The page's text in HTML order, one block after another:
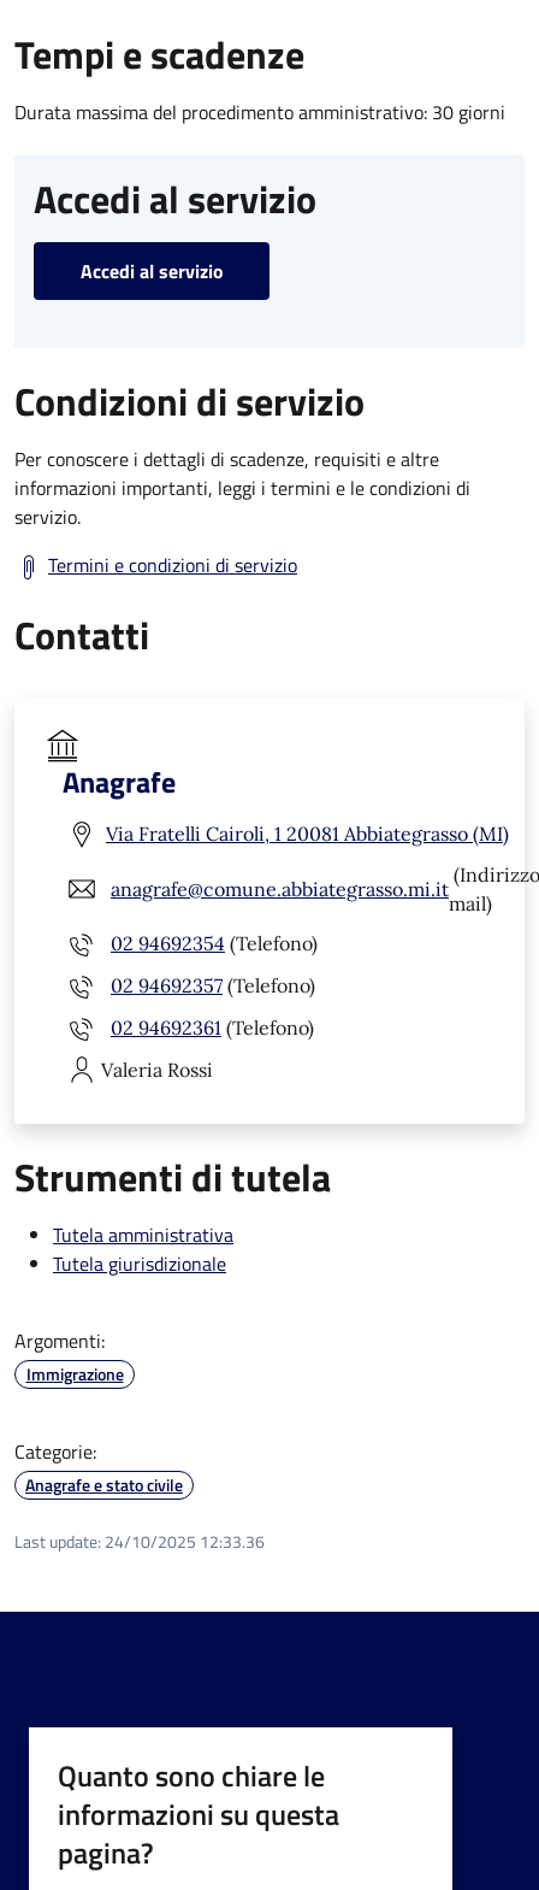
Tempi e scadenze
Durata massima del procedimento amministrativo: 30 giorni
Accedi al servizio
Accedi al servizio
Condizioni di servizio
Per conoscere i dettagli di scadenze, requisiti e altre
informazioni importanti, leggi i termini e le condizioni di
servizio.
Termini e condizioni di servizio
Contatti
Anagrafe
Via Fratelli Cairoli, 1 20081 Abbiategrasso (MI)
anagrafe@comune.abbiategrasso.mi.it
(Indirizzo
mail)
02 94692354 (Telefono)
02 94692357 (Telefono)
02 94692361 (Telefono)
Valeria Rossi
Strumenti di tutela
Tutela amministrativa
Tutela giurisdizionale
Argomenti:
Immigrazione
Categorie:
Anagrafe e stato civile
Last update: 24/10/2025 12:33.36
Quanto sono chiare le
informazioni su questa
pagina?